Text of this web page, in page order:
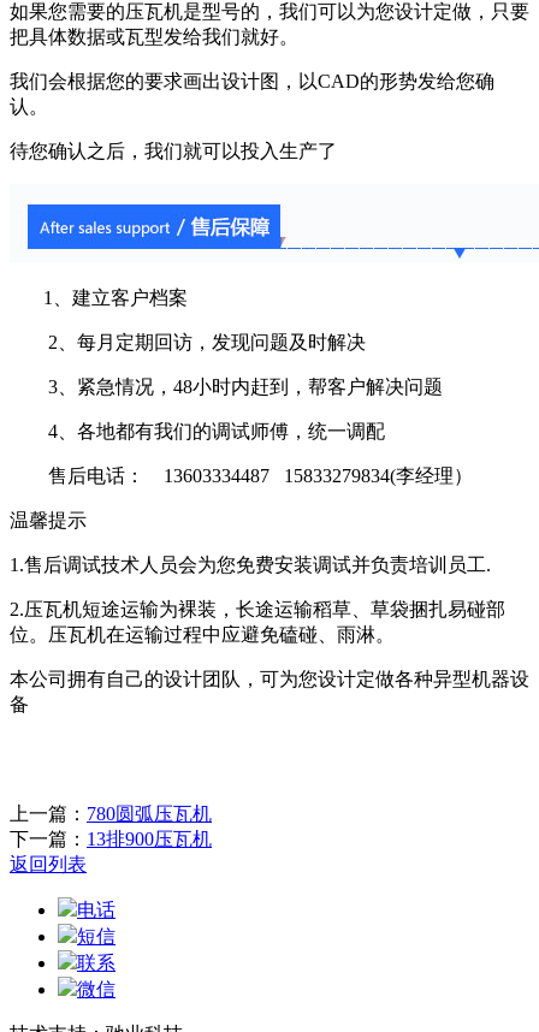
如果您需要的压瓦机是型号的，我们可以为您设计定做，只要
把具体数据或瓦型发给我们就好。
我们会根据您的要求画出设计图，以CAD的形势发给您确
认。
待您确认之后，我们就可以投入生产了
1、建立客户档案
2、每月定期回访，发现问题及时解决
3、紧急情况，48小时内赶到，帮客户解决问题
4、各地都有我们的调试师傅，统一调配
售后电话： 13603334487 15833279834(李经理）
温馨提示
1.售后调试技术人员会为您免费安装调试并负责培训员工.
2.压瓦机短途运输为裸装，长途运输稻草、草袋捆扎易碰部
位。压瓦机在运输过程中应避免磕碰、雨淋。
本公司拥有自己的设计团队，可为您设计定做各种异型机器设
备
上一篇： 780圆弧压瓦机
下一篇： 13排900压瓦机
返回列表
电话
短信
联系
微信